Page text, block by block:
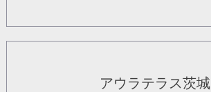
アウラテラス茨城